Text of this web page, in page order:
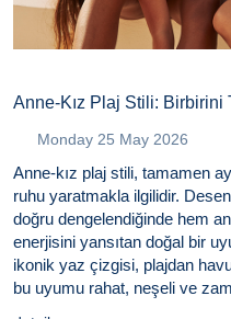
Anne-Kız Plaj Stili: Birbirini
Monday 25 May 2026
Anne-kız plaj stili, tamamen
ruhu yaratmakla ilgilidir.
doğru dengelendiğinde hem
enerjisini yansıtan doğal bir
ikonik yaz çizgisi, plajdan
bu uyumu rahat, neşeli ve